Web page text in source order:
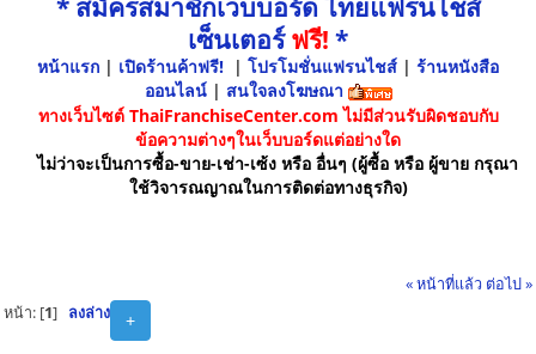
เซ็นเตอร์ฟรี! *
หน้าแรก | เปิดร้านค้าฟรี! | โปรโมชั่นแฟรนไชส์ | ร้านหนังสือ
ออนไลน์ | สนใจลงโฆษณา
ทางเว็บไซต์ ThaiFranchiseCenter.com ไม่มีส่วนรับผิดชอบกับ
ข้อความต่างๆในเว็บบอร์ดแต่อย่างใด
ไม่ว่าจะเป็นการซื้อ-ขาย-เช่า-เซ้ง หรือ อื่นๆ (ผู้ซื้อ หรือ ผู้ขาย กรุณา
ใช้วิจารณญาณในการติดต่อทางธุรกิจ)
« หน้าที่แล้ว ต่อไป »
+
หน้า: [1] ลงล่าง